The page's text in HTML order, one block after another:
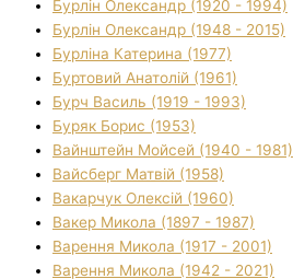
Бурлін Олександр (1920 - 1994)
Бурлін Олександр (1948 - 2015)
Бурліна Катерина (1977)
Буртовий Анатолій (1961)
Бурч Василь (1919 - 1993)
Буряк Борис (1953)
Вайнштейн Мойсей (1940 - 1981)
Вайсберг Матвій (1958)
Вакарчук Олексій (1960)
Вакер Микола (1897 - 1987)
Варення Микола (1917 - 2001)
Варення Микола (1942 - 2021)